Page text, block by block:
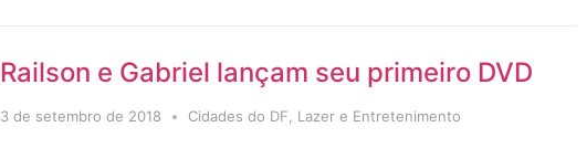
Railson e Gabriel lançam seu primeiro DVD
3 de setembro de 2018 Cidades do DF Lazer e Entretenimento